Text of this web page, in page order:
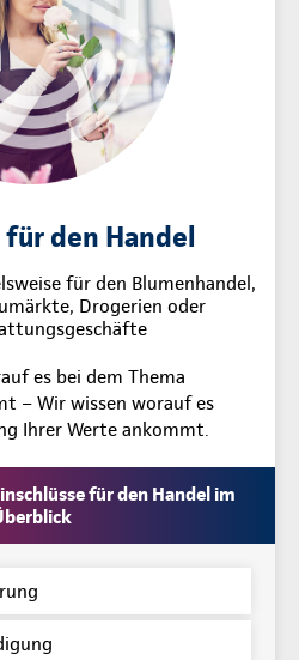
den Handel
für den Blumenhandel,
Drogerien oder
es bei dem Thema
– Wir wissen worauf es
Ihrer Werte ankommt.
für den Handel im